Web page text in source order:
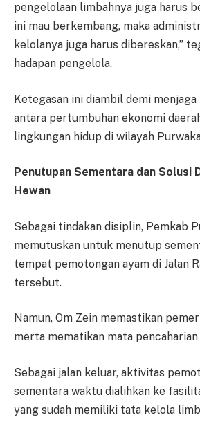
pengelolaan limbahnya juga harus
ini mau berkembang, maka
kelolanya juga harus dibereskan,”
hadapan pengelola.
Ketegasan ini diambil demi
antara pertumbuhan ekonomi
lingkungan hidup di wilayah
Penutupan Sementara dan Solusi
Hewan
Sebagai tindakan disiplin, Pemkab
memutuskan untuk menutup
tempat pemotongan ayam di Jalan
tersebut.
Namun, Om Zein memastikan
merta mematikan mata pencaharian
Sebagai jalan keluar, aktivitas
sementara waktu dialihkan ke
yang sudah memiliki tata kelola